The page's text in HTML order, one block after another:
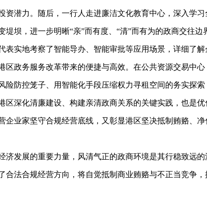
资潜力。随后，一行人走进廉洁文化教育中心，深入学
坝，进一步明晰“亲”而有度、“清”而有为的政商交往边
实地考察了智能导办、智能审批等应用场景，详细了解
区政务服务改革带来的便捷与高效。在公共资源交易中
险防控笼子、用智能化手段压缩权力寻租空间的务实探
深化清廉建设、构建亲清政商关系的关键实践，也是优
企业家坚守合规经营底线，又彰显港区坚决抵制贿赂、
发展的重要力量，风清气正的政商环境是其行稳致远的
合法合规经营方向，将自觉抵制商业贿赂与不正当竞争